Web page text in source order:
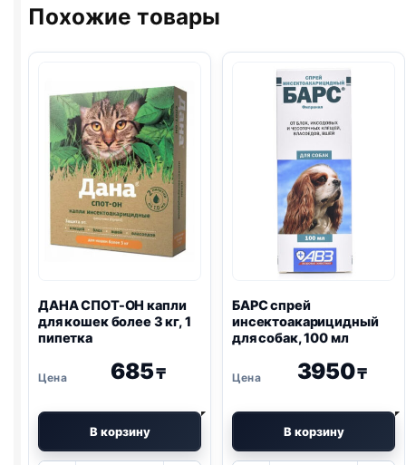
и
собак
АВЗ
арт.
АВ213
Барс,
10мл,
арт.
АВ126
Похожие товары
ДАНА СПОТ-ОН капли
для кошек более 3 кг, 1
пипетка
685₸
В корзину
БАРС спрей
инсектоакарицидный
для собак, 100 мл
3950₸
В корзину